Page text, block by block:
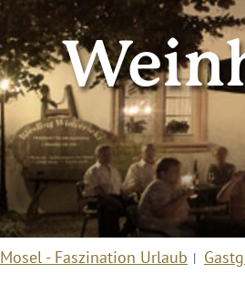
Mosel - Faszination Urlaub